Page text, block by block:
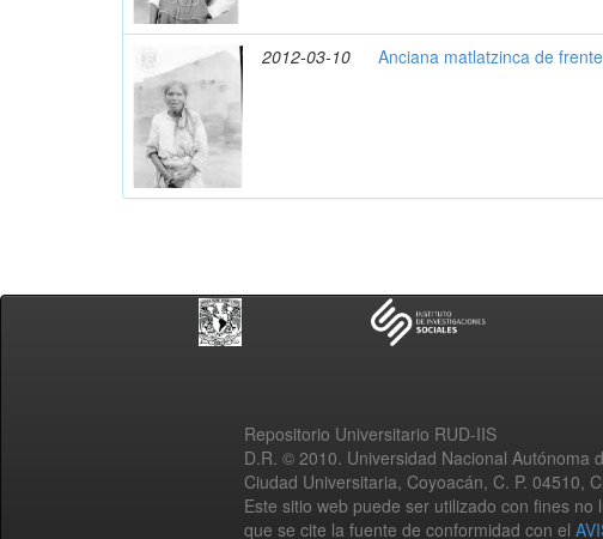
2012-03-10 Anciana matlatzinca de
Repositorio Universitario RUD-IIS
D.R. © 2010. Universidad Nacional Autónoma
Ciudad Universitaria, Coyoacán, C. P. 04510,
Este sitio web puede ser utilizado con fines no
que se cite la fuente de conformidad con el